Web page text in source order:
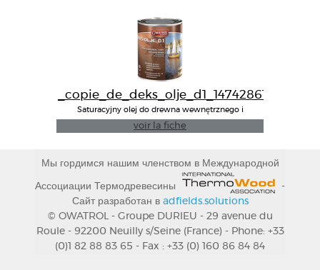
_copie_de_deks_olje_d1_1474286191_
Saturacyjny olej do drewna wewnętrznego i
zewnętrnego
voir la fiche
Мы гордимся нашим членством в Международной
Ассоциации Термодревесины
-
Сайт разработан в adfields.solutions
© OWATROL - Groupe DURIEU - 29 avenue du
Roule - 92200 Neuilly s/Seine (France) - Phone: +33
(0)1 82 88 83 65 - Fax : +33 (0) 160 86 84 84